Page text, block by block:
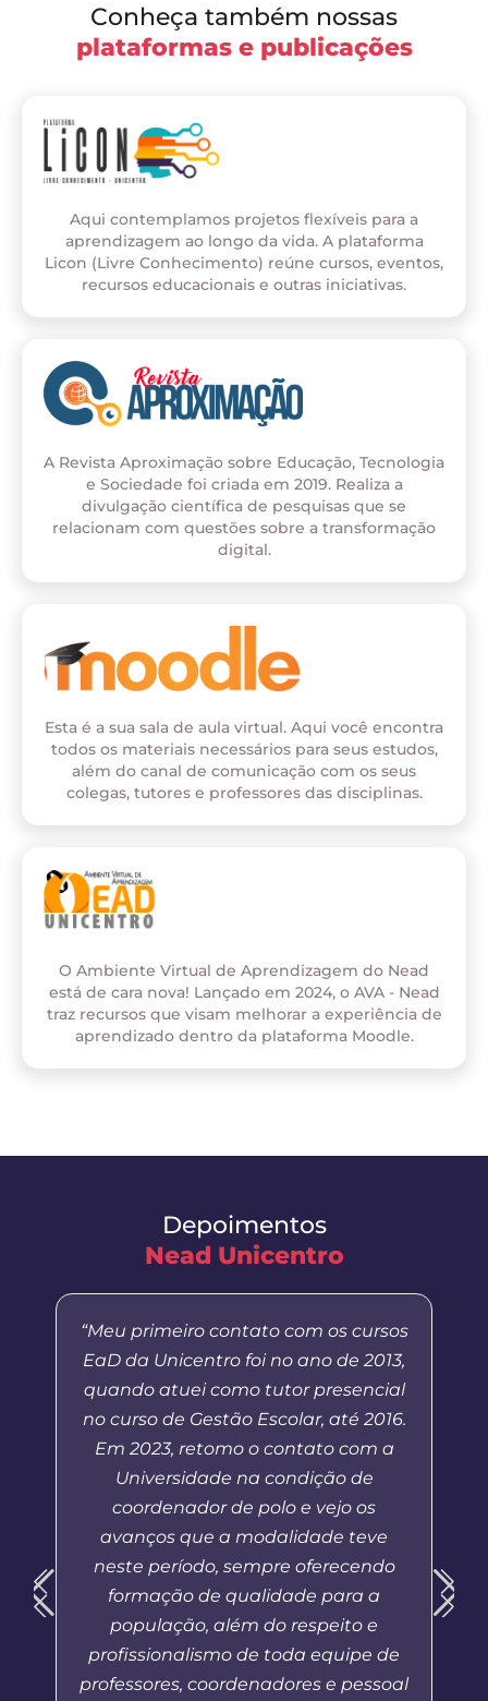
Conheça também nossas
plataformas e publicações
Aqui contemplamos projetos flexíveis para a
aprendizagem ao longo da vida. A plataforma
Licon (Livre Conhecimento) reúne cursos, eventos,
recursos educacionais e outras iniciativas.
A Revista Aproximação sobre Educação, Tecnologia
e Sociedade foi criada em 2019. Realiza a
divulgação científica de pesquisas que se
relacionam com questões sobre a transformação
digital.
Esta é a sua sala de aula virtual. Aqui você encontra
todos os materiais necessários para seus estudos,
além do canal de comunicação com os seus
colegas, tutores e professores das disciplinas.
O Ambiente Virtual de Aprendizagem do Nead
está de cara nova! Lançado em 2024, o AVA - Nead
traz recursos que visam melhorar a experiência de
aprendizado dentro da plataforma Moodle.
Depoimentos
Nead Unicentro
“Meu primeiro contato com os cursos
EaD da Unicentro foi no ano de 2013,
quando atuei como tutor presencial
no curso de Gestão Escolar, até 2016.
Em 2023, retomo o contato com a
Universidade na condição de
coordenador de polo e vejo os
avanços que a modalidade teve
neste período, sempre oferecendo
formação de qualidade para a
população, além do respeito e
profissionalismo de toda equipe de
professores, coordenadores e pessoal